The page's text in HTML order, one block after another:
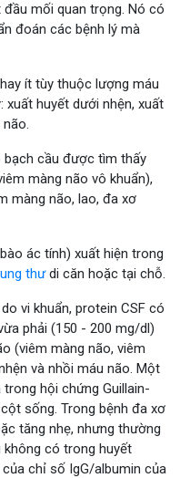
mối quan trọng. Nó có
đoán các bệnh lý mà
ít tùy thuộc lượng máu
xuất huyết dưới nhện, xuất
bạch cầu được tìm thấy
màng não vô khuẩn),
màng não, lao, đa xơ
ác tính) xuất hiện trong
ung thưdi căn hoặc tại chỗ.
vi khuẩn, protein CSF có
phải (150 - 200 mg/dl)
(viêm màng não, viêm
và nhồi máu não. Một
hội chứng Guillain-
sống. Trong bệnh đa xơ
tăng nhẹ, nhưng thường
không có trong huyết
chỉ số IgG/albumin của